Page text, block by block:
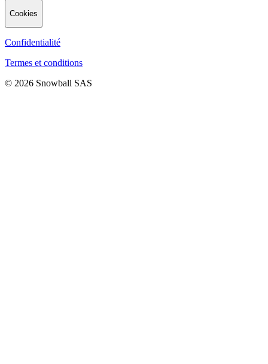
Cookies
Confidentialité
Termes et conditions
© 2026 Snowball SAS